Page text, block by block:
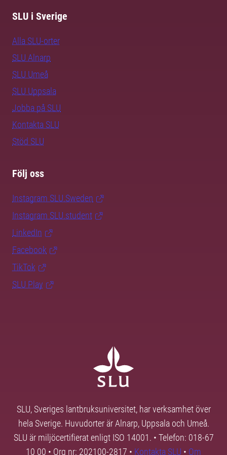
SLU i Sverige
Alla SLU-orter
SLU Alnarp
SLU Umeå
SLU Uppsala
Jobba på SLU
Kontakta SLU
Stöd SLU
Följ oss
Instagram SLU.Sweden
Instagram SLU.student
LinkedIn
Facebook
TikTok
SLU Play
SLU, Sveriges lantbruksuniversitet, har verksamhet över
hela Sverige. Huvudorter är Alnarp, Uppsala och Umeå.
SLU är miljöcertifierat enligt ISO 14001. • Telefon: 018-67
10 00 • Org nr: 202100-2817 • Kontakta SLU • Om